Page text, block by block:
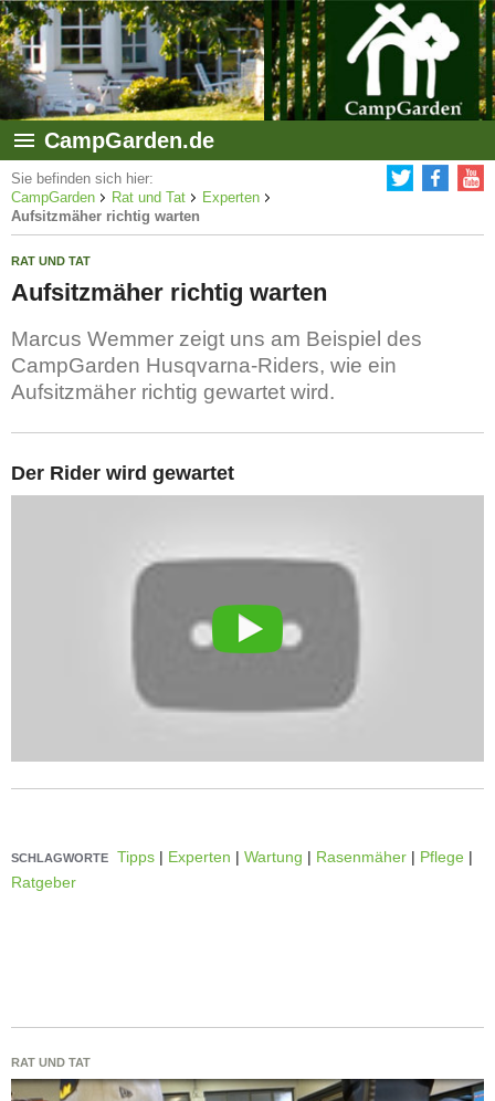
CampGarden.de
Sie befinden sich hier:
CampGarden
Rat und Tat
Experten
Aufsitzmäher richtig warten
RAT UND TAT
Aufsitzmäher richtig warten
Marcus Wemmer zeigt uns am Beispiel des
CampGarden Husqvarna-Riders, wie ein
Aufsitzmäher richtig gewartet wird.
Der Rider wird gewartet
SCHLAGWORTE Tipps | Experten | Wartung | Rasenmäher | Pflege |
Ratgeber
RAT UND TAT